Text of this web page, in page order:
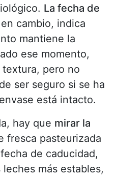
La fecha de
cambio, indica
mantiene la
ese momento,
pero no
ser seguro si se ha
está intacto.
hay que mirar la
fresca pasteurizada
de caducidad,
más estables,